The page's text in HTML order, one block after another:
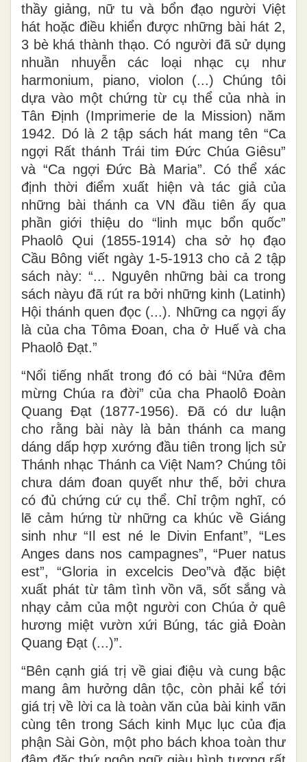
thầy giảng, nữ tu và bổn đạo người Việt
hát hoặc điều khiển được những bài hát 2,
3 bè khá thành thạo. Có người đã sử dụng
nhuần nhuyễn các loại nhạc cụ như
harmonium, piano, violon (...) Chúng tôi
dựa vào một chứng từ cụ thể của nhà in
Tân Định (Imprimerie de la Mission) năm
1942. Dó là 2 tập sách hát mang tên “Ca
ngợi Rất thánh Trái tim Đức Chúa Giêsu”
và “Ca ngợi Đức Bà Maria”. Có thể xác
định thời điểm xuất hiện và tác giả của
những bài thánh ca VN đầu tiên ấy qua
phần giới thiệu do “linh mục bổn quốc”
Phaolô Qui (1855-1914) cha sở họ đạo
Cầu Bông viết ngày 1-5-1913 cho cả 2 tập
sách này: “... Nguyên những bài ca trong
sách nàyu đã rút ra bởi những kinh (Latinh)
Hội thánh quen đọc (...). Những ca ngợi ấy
là của cha Tôma Đoan, cha ở Huế và cha
Phaolô Đạt.”
“Nổi tiếng nhất trong đó có bài “Nửa đêm
mừng Chúa ra đời” của cha Phaolô Đoàn
Quang Đạt (1877-1956). Đã có dư luận
cho rằng bài này là bản thánh ca mang
dáng dấp hợp xướng đầu tiên trong lịch sử
Thánh nhạc Thánh ca Việt Nam? Chúng tôi
chưa dám đoan quyết như thế, bởi chưa
có đủ chứng cứ cụ thể. Chỉ trộm nghĩ, có
lẽ cảm hứng từ những ca khúc về Giáng
sinh như “Il est né le Divin Enfant”, “Les
Anges dans nos campagnes”, “Puer natus
est”, “Gloria in excelcis Deo”và đặc biệt
xuất phát từ tâm tình vồn vã, sốt sắng và
nhạy cảm của một người con Chúa ở quê
hương miệt vườn xứi Búng, tác giả Đoàn
Quang Đạt (...)”.
“Bên cạnh giá trị về giai điệu và cung bậc
mang âm hưởng dân tộc, còn phải kể tới
giá trị về lời ca là toàn văn của bài kinh vãn
cùng tên trong Sách kinh Mục lục của địa
phận Sài Gòn, một pho bách khoa toàn thư